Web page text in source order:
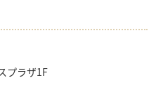
プラザ1F